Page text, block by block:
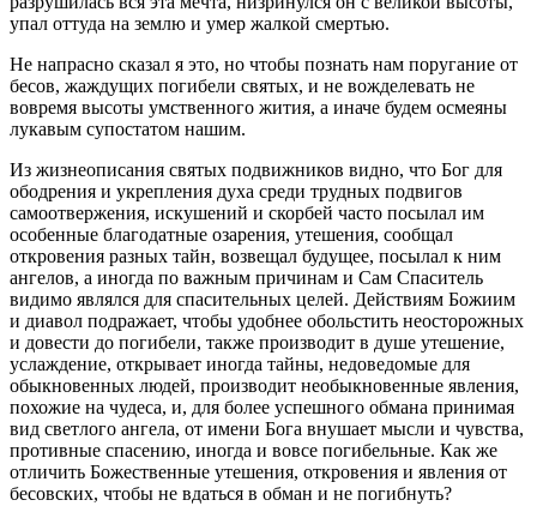
упал оттуда на землю и умер жалкой смертью.
Не напрасно сказал я это, но чтобы познать нам поругание от
бесов, жаждущих погибели святых, и не вожделевать не
вовремя высоты умственного жития, а иначе будем осмеяны
лукавым супостатом нашим.
Из жизнеописания святых подвижников видно, что Бог для
ободрения и укрепления духа среди трудных подвигов
самоотвержения, искушений и скорбей часто посылал им
особенные благодатные озарения, утешения, сообщал
откровения разных тайн, возвещал будущее, посылал к ним
ангелов, а иногда по важным причинам и Сам Спаситель
видимо являлся для спасительных целей. Действиям Божиим
и диавол подражает, чтобы удобнее обольстить неосторожных
и довести до погибели, также производит в душе утешение,
услаждение, открывает иногда тайны, недоведомые для
обыкновенных людей, производит необыкновенные явления,
похожие на чудеса, и, для более успешного обмана принимая
вид светлого ангела, от имени Бога внушает мысли и чувства,
противные спасению, иногда и вовсе погибельные. Как же
отличить Божественные утешения, откровения и явления от
бесовских, чтобы не вдаться в обман и не погибнуть?